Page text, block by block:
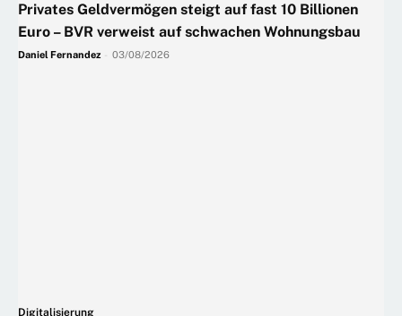
Privates Geldvermögen steigt auf fast 10 Billionen
Euro – BVR verweist auf schwachen Wohnungsbau
Daniel Fernandez 03/08/2026
Digitalisierung